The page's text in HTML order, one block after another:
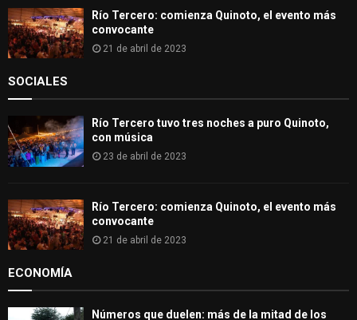
Río Tercero: comienza Quinoto, el evento más
convocante
21 de abril de 2023
SOCIALES
Río Tercero tuvo tres noches a puro Quinoto,
con música
23 de abril de 2023
Río Tercero: comienza Quinoto, el evento más
convocante
21 de abril de 2023
ECONOMÍA
Números que duelen: más de la mitad de los